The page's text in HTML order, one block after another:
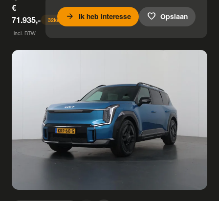
€
71.935,-
incl. BTW
32keer bekeken
arrow_forward Ik heb interesse favorite Opslaan